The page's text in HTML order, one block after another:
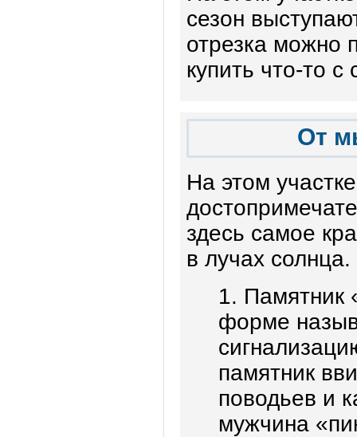
сезон
отрезка можно
купить что-то
От
На этом
здесь самое
в лучах
1. Памятник
форме
памятник
поводьев и
мужчина